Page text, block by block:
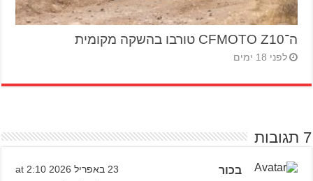
ה־CFMOTO Z10 טורבו בהשקה מקומית
לפני 18 ימים
7 תגובות
בכור 23 באפריל 2026 at 2:10